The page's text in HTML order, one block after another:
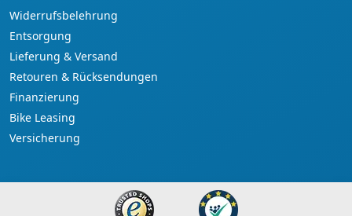
Widerrufsbelehrung
Entsorgung
Lieferung & Versand
Retouren & Rücksendungen
Finanzierung
Bike Leasing
Versicherung